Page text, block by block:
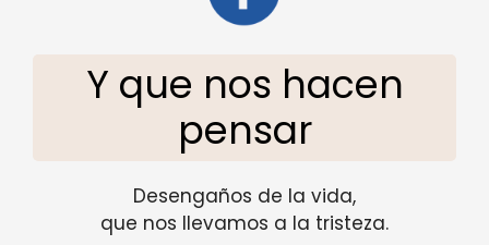
Y que nos hacen
pensar
Desengaños de la vida,
que nos llevamos a la tristeza.